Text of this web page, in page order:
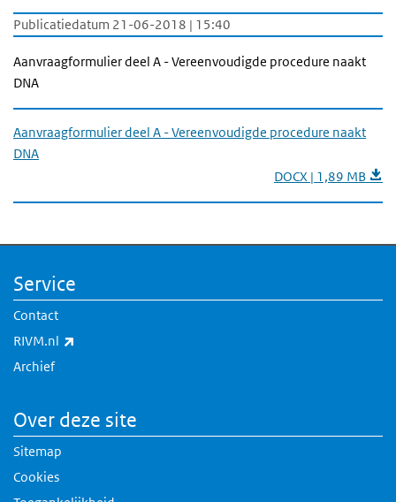
Publicatiedatum 21-06-2018 | 15:40
Aanvraagformulier deel A - Vereenvoudigde procedure naakt
DNA
Aanvraagformulier deel A - Vereenvoudigde procedure naakt
DNA
DOCX | 1,89 MB
Service
Contact
RIVM.nl
Archief
Over deze site
Sitemap
Cookies